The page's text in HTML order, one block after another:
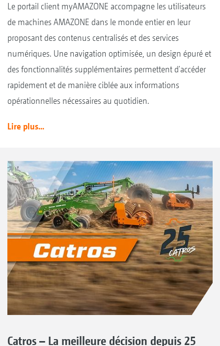
Le portail client myAMAZONE accompagne les utilisateurs
de machines AMAZONE dans le monde entier en leur
proposant des contenus centralisés et des services
numériques. Une navigation optimisée, un design épuré et
des fonctionnalités supplémentaires permettent d'accéder
rapidement et de manière ciblée aux informations
opérationnelles nécessaires au quotidien.
Lire plus...
Catros – La meilleure décision depuis 25